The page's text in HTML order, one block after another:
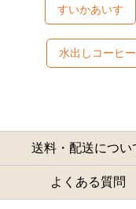
すいかあいす
水出しコーヒー
送料・配送につい
よくある質問